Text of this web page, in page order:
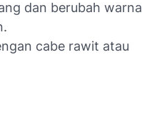
dan berubah warna
cabe rawit atau